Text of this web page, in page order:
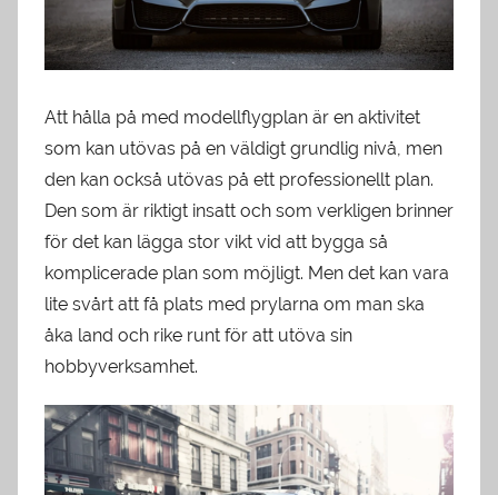
Att hålla på med modellflygplan är en aktivitet
som kan utövas på en väldigt grundlig nivå, men
den kan också utövas på ett professionellt plan.
Den som är riktigt insatt och som verkligen brinner
för det kan lägga stor vikt vid att bygga så
komplicerade plan som möjligt. Men det kan vara
lite svårt att få plats med prylarna om man ska
åka land och rike runt för att utöva sin
hobbyverksamhet.